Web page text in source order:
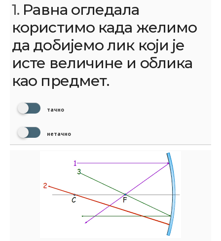
1. Равна огледала
користимо када желимо
да добијемо лик који је
исте величине и облика
као предмет.
тачно
нетачно